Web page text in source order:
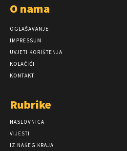
O nama
OGLAŠAVANJE
IMPRESSUM
UVJETI KORIŠTENJA
KOLAČIĆI
KONTAKT
Rubrike
NASLOVNICA
VIJESTI
IZ NAŠEG KRAJA